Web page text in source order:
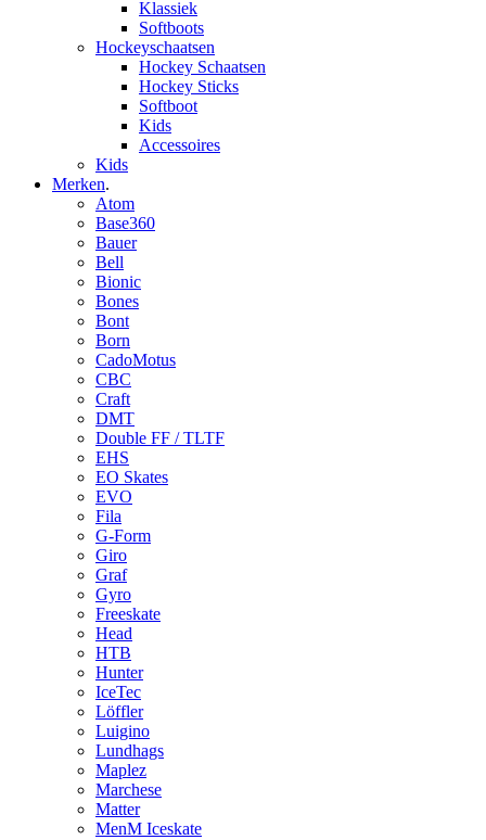
Klassiek
Softboots
Hockeyschaatsen
Hockey Schaatsen
Hockey Sticks
Softboot
Kids
Accessoires
Kids
Merken.
Atom
Base360
Bauer
Bell
Bionic
Bones
Bont
Born
CadoMotus
CBC
Craft
DMT
Double FF / TLTF
EHS
EO Skates
EVO
Fila
G-Form
Giro
Graf
Gyro
Freeskate
Head
HTB
Hunter
IceTec
Löffler
Luigino
Lundhags
Maplez
Marchese
Matter
MenM Iceskate